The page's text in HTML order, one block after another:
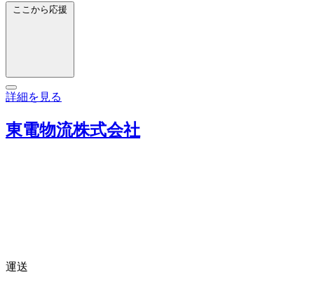
ここから応援
詳細を見る
東電物流株式会社
運送